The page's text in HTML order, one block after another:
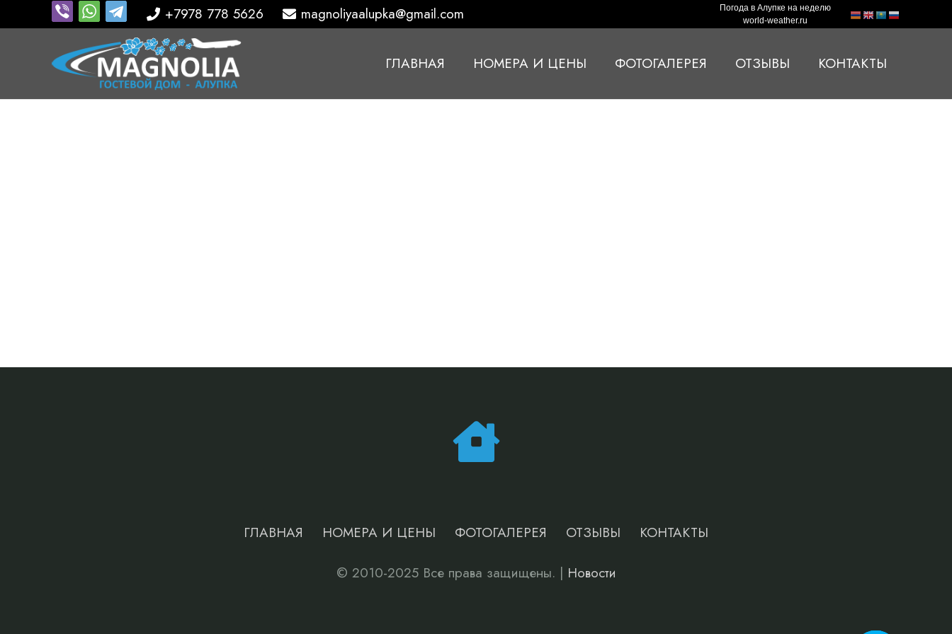
+7978 778 5626 magnoliyaalupka@gmail.com
Погода в Алупке на неделю
world-weather.ru
ГЛАВНАЯ НОМЕРА И ЦЕНЫ ФОТОГАЛЕРЕЯ ОТЗЫВЫ КОНТАКТЫ
ГЛАВНАЯ НОМЕРА И ЦЕНЫ ФОТОГАЛЕРЕЯ ОТЗЫВЫ КОНТАКТЫ
© 2010-2025 Все права защищены. | Новости